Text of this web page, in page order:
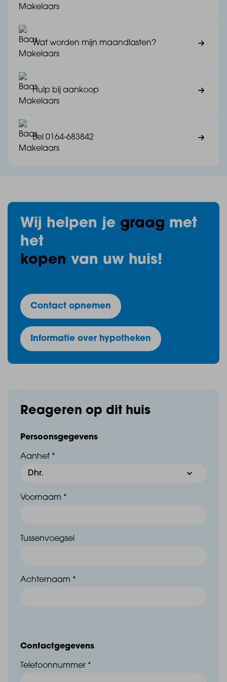
- De levensloopbestendige woningen zijn gelegen aan
- Voldoende parkeergelegenheid rondom
De woningen worden modern en comfortabel
afgewerkt, met oog voor gebruiksgemak en weinig
onderhoud. Ze zijn ontworpen om prettig en
energiezuinig te wonen.
Duurzaam wonen én klaar voor de toekomst
Elke woning in Aan de Kreekrug is standaard voorzien
van:
- Energielabel A+++
- Vloerverwarming mét koelfunctie op de begane
grond en eerste verdieping
een gezond binnenklimaat
Wonen in Sint-Philipsland
Sint-Philipsland is een rustig en sfeervol dorp in de
gemoedelijke sfeer en sterke dorpsgemeenschap.
Wat worden mijn maandlasten?
Hulp bij aankoop
Bel 0164-683842
Wij helpen je graag met
het
kopen van uw huis!
Contact opnemen
Informatie over hypotheken
Reageren op dit huis
Persoonsgegevens
Aanhef *
Voornaam *
Tussenvoegsel
Achternaam *
Contactgegevens
Telefoonnummer *